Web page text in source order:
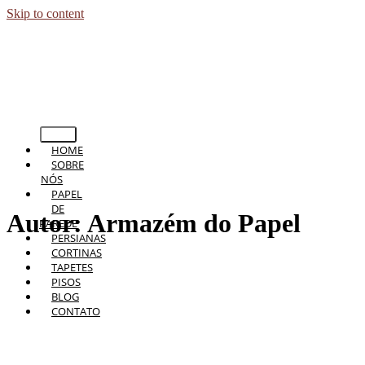
Skip to content
HOME
SOBRE
NÓS
PAPEL
DE
PAREDE
PERSIANAS
CORTINAS
TAPETES
PISOS
BLOG
CONTATO
Autor: Armazém do Papel